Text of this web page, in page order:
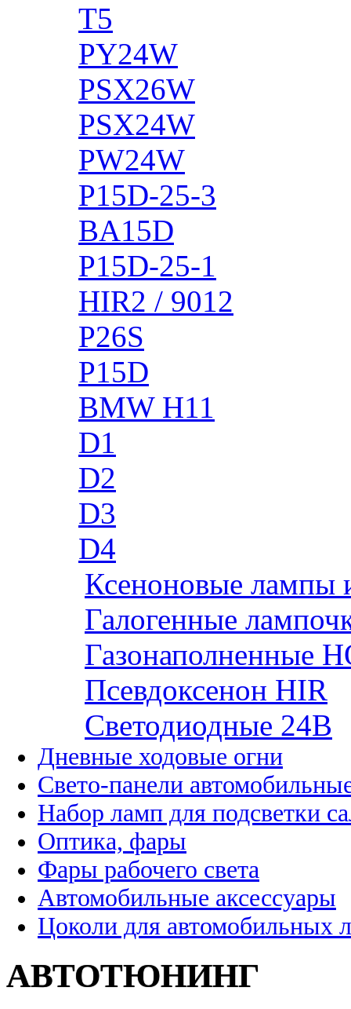
T5
PY24W
PSX26W
PSX24W
PW24W
P15D-25-3
BA15D
P15D-25-1
HIR2 / 9012
P26S
P15D
BMW H11
D1
D2
D3
D4
Ксеноновые лампы
Галогенные
Газонаполненные
Псевдоксенон HIR
Cветодиодные 24B
Дневные ходовые огни
Свето-панели
Набор ламп для подсветки
Оптика, фары
Фары рабочего света
Автомобильные аксессуары
Цоколи для автомобильных
АВТОТЮНИНГ